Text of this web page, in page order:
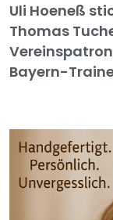
Uli Hoeneß
Thomas
Bayern-